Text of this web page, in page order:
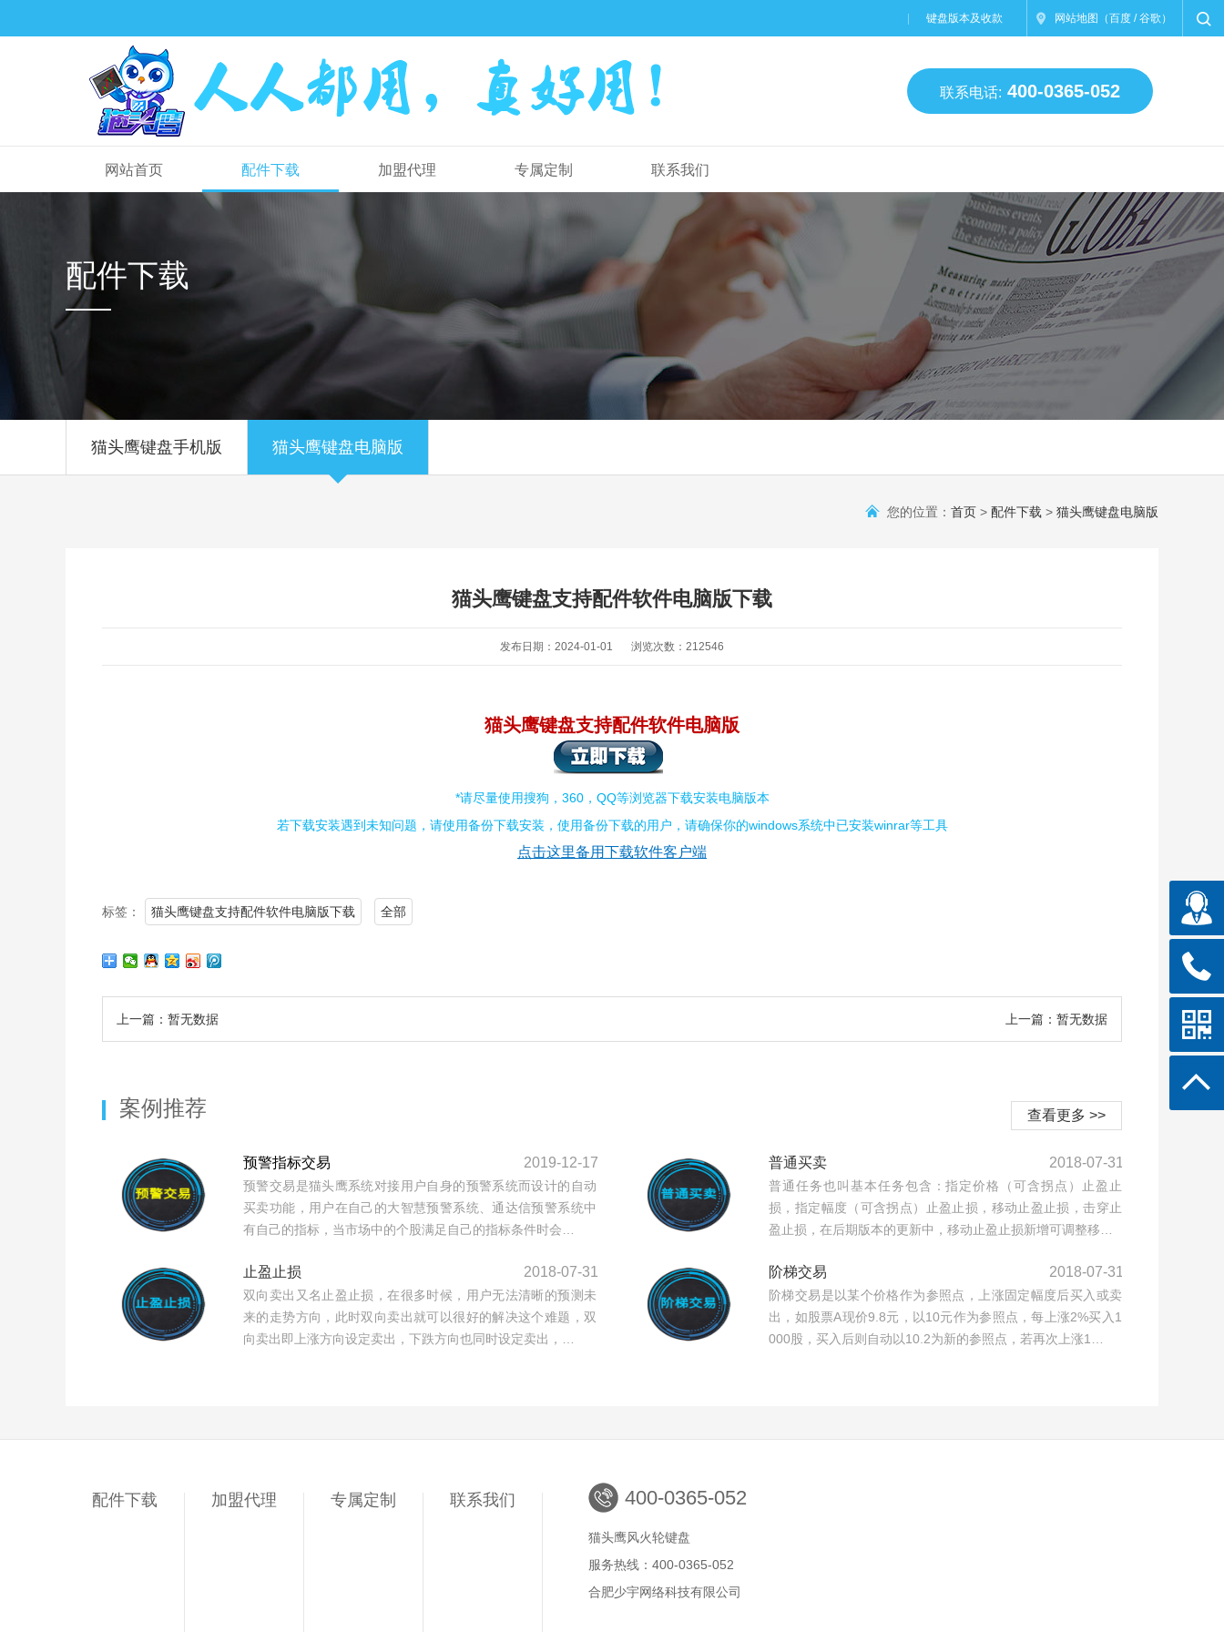
网站地图 （百度 /谷歌 ）
键盘版本及收款
联系电话: 400-0365-052
网站首页 配件下载 加盟代理 专属定制 联系我们
配件下载
猫头鹰键盘手机版 猫头鹰键盘电脑版
您的位置： 首页 > 配件下载 > 猫头鹰键盘电脑版
猫头鹰键盘支持配件软件电脑版下载
发布日期：2024-01-01 浏览次数： 212546
猫头鹰键盘支持配件软件电脑版
*请尽量使用搜狗，360，QQ等浏览器下载安装电脑版本
若下载安装遇到未知问题，请使用备份下载安装，使用备份下载的用户，请确保你的windows系统中已安装winrar等工具
点击这里备用下载软件客户端
标签： 猫头鹰键盘支持配件软件电脑版下载 全部
上一篇：暂无数据 上一篇：暂无数据
查看更多 >>
案例推荐
预警指标交易 2019-12-17
预警交易是猫头鹰系统对接用户自身的预警系统而设计的自动
买卖功能，用户在自己的大智慧预警系统、通达信预警系统中
有自己的指标，当市场中的个股满足自己的指标条件时会…
普通买卖 2018-07-31
普通任务也叫基本任务包含：指定价格（可含拐点）止盈止
损，指定幅度（可含拐点）止盈止损，移动止盈止损，击穿止
盈止损，在后期版本的更新中，移动止盈止损新增可调整移…
止盈止损 2018-07-31
双向卖出又名止盈止损，在很多时候，用户无法清晰的预测未
来的走势方向，此时双向卖出就可以很好的解决这个难题，双
向卖出即上涨方向设定卖出，下跌方向也同时设定卖出，…
阶梯交易 2018-07-31
阶梯交易是以某个价格作为参照点，上涨固定幅度后买入或卖
出，如股票A现价9.8元，以10元作为参照点，每上涨2%买入1
000股，买入后则自动以10.2为新的参照点，若再次上涨1…
配件下载 加盟代理 专属定制 联系我们 400-0365-052
猫头鹰风火轮键盘
服务热线：400-0365-052
合肥少宇网络科技有限公司